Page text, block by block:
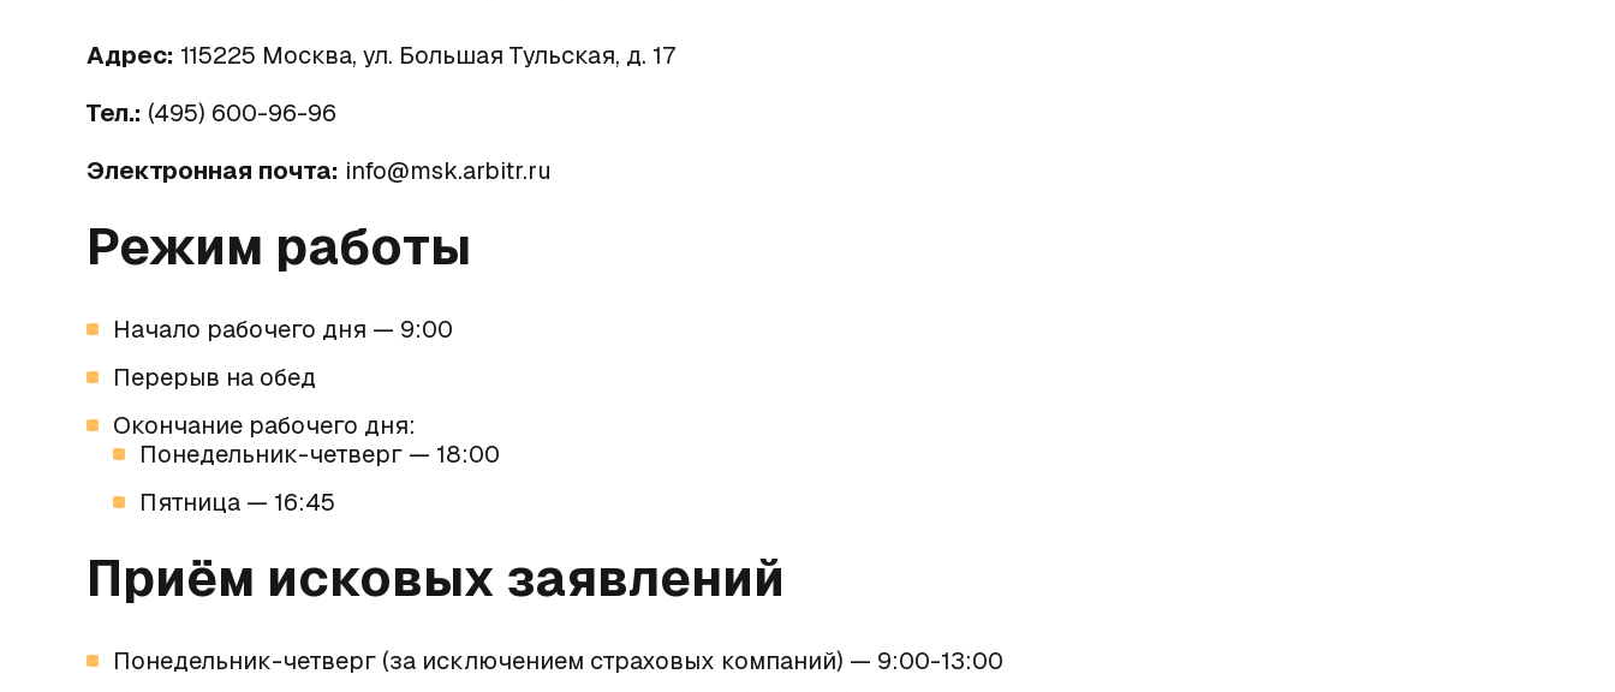
Адрес: 115225 Москва, ул. Большая Тульская, д. 17
Тел.: (495) 600-96-96
Электронная почта: info@msk.arbitr.ru
Режим работы
Начало рабочего дня — 9:00
Перерыв на обед
Окончание рабочего дня:
Понедельник-четверг — 18:00
Пятница — 16:45
Приём исковых заявлений
Понедельник-четверг (за исключением страховых компаний) — 9:00-13:00